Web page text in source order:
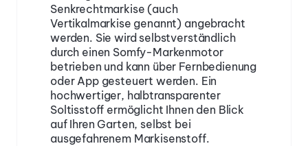
Senkrechtmarkise (auch
Vertikalmarkise genannt) angebracht
werden. Sie wird selbstverständlich
durch einen Somfy-Markenmotor
betrieben und kann über Fernbedienung
oder App gesteuert werden. Ein
hochwertiger, halbtransparenter
Soltisstoff ermöglicht Ihnen den Blick
auf Ihren Garten, selbst bei
ausgefahrenem Markisenstoff.